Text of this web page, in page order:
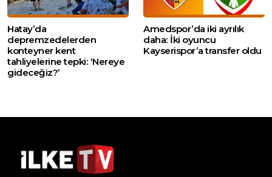
Hatay’da
depremzedelerden
konteyner kent
tahliyelerine tepki: ‘Nereye
gideceğiz?’
Amedspor’da iki ayrılık
daha: İki oyuncu
Kayserispor’a transfer oldu